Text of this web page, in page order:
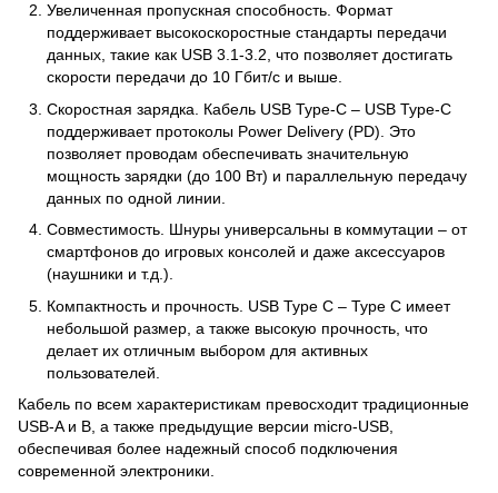
Увеличенная пропускная способность. Формат
поддерживает высокоскоростные стандарты передачи
данных, такие как USB 3.1-3.2, что позволяет достигать
скорости передачи до 10 Гбит/с и выше.
Скоростная зарядка. Кабель USB Type-C – USB Type-C
поддерживает протоколы Power Delivery (PD). Это
позволяет проводам обеспечивать значительную
мощность зарядки (до 100 Вт) и параллельную передачу
данных по одной линии.
Совместимость. Шнуры универсальны в коммутации – от
смартфонов до игровых консолей и даже аксессуаров
(наушники и т.д.).
Компактность и прочность. USB Type C – Type C имеет
небольшой размер, а также высокую прочность, что
делает их отличным выбором для активных
пользователей.
Кабель по всем характеристикам превосходит традиционные
USB-A и B, а также предыдущие версии micro-USB,
обеспечивая более надежный способ подключения
современной электроники.